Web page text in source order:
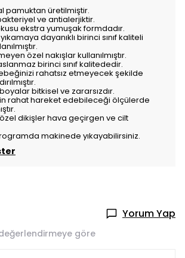
pamuktan üretilmiştir.
ve antialerjiktir.
ekstra yumuşak formdadır.
dayanıklı birinci sınıf kaliteli
özel nakışlar kullanılmıştır.
birinci sınıf kalitededir.
rahatsız etmeyecek şekilde
bitkisel ve zararsızdır.
rahat hareket edebileceği ölçülerde
özel dikişler hava geçirgen ve cilt
makinede yıkayabilirsiniz.
Yorum Yap
göre